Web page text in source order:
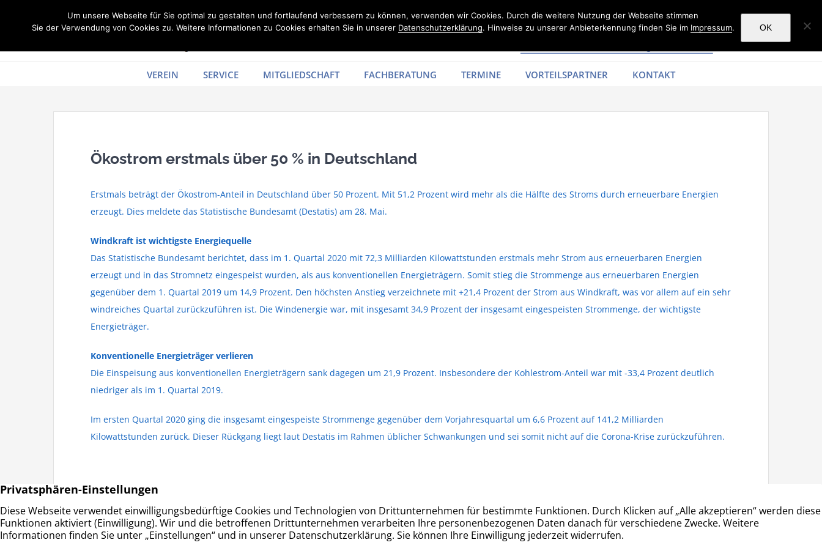
VEREIN SERVICE MITGLIEDSCHAFT FACHBERATUNG TERMINE VORTEILSPARTNER KONTAKT
Ökostrom erstmals über 50 % in Deutschland
Erstmals beträgt der Ökostrom-Anteil in Deutschland über 50 Prozent. Mit 51,2 Prozent wird mehr als die Hälfte des Stroms durch erneuerbare Energien
erzeugt. Dies meldete das Statistische Bundesamt (Destatis) am 28. Mai.
Windkraft ist wichtigste Energiequelle
Das Statistische Bundesamt berichtet, dass im 1. Quartal 2020 mit 72,3 Milliarden Kilowattstunden erstmals mehr Strom aus erneuerbaren Energien
erzeugt und in das Stromnetz eingespeist wurden, als aus konventionellen Energieträgern. Somit stieg die Strommenge aus erneuerbaren Energien
gegenüber dem 1. Quartal 2019 um 14,9 Prozent. Den höchsten Anstieg verzeichnete mit +21,4 Prozent der Strom aus Windkraft, was vor allem auf ein sehr
windreiches Quartal zurückzuführen ist. Die Windenergie war, mit insgesamt 34,9 Prozent der insgesamt eingespeisten Strommenge, der wichtigste
Energieträger.
Konventionelle Energieträger verlieren
Die Einspeisung aus konventionellen Energieträgern sank dagegen um 21,9 Prozent. Insbesondere der Kohlestrom-Anteil war mit -33,4 Prozent deutlich
niedriger als im 1. Quartal 2019.
Im ersten Quartal 2020 ging die insgesamt eingespeiste Strommenge gegenüber dem Vorjahresquartal um 6,6 Prozent auf 141,2 Milliarden
Kilowattstunden zurück. Dieser Rückgang liegt laut Destatis im Rahmen üblicher Schwankungen und sei somit nicht auf die Corona-Krise zurückzuführen.
Um unsere Webseite für Sie optimal zu gestalten und fortlaufend verbessern zu können, verwenden wir Cookies. Durch die weitere Nutzung der Webseite stimmen
Sie der Verwendung von Cookies zu. Weitere Informationen zu Cookies erhalten Sie in unserer Datenschutzerklärung. Hinweise zu unserer Anbieterkennung finden Sie im Impressum. OK